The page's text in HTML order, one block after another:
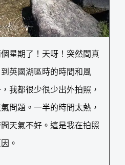
星期了！天呀！突然間真
英國湖區時的時間和風
我都很少很少出外拍照，
問題。一半的時間太熱，
天氣不好。這是我在拍照
。